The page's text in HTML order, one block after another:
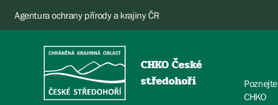
Agentura ochrany přírody a krajiny ČR
CHKO České
středohoří
Poznejte
CHKO